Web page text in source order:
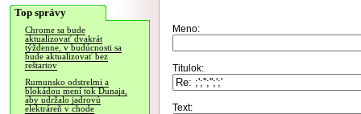
Top správy
Chrome sa bude
aktualizovať dvakrát
týždenne, v budúcnosti sa
bude aktualizovať bez
reštartov
Rumunsko odstrelmi a
blokádou mení tok Dunaja,
aby udržalo jadrovú
elektráreň v chode
Meno:
Titulok:
Text: